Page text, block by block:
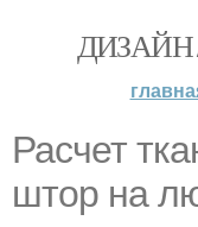
ДИЗАЙН
Расчет
штор на